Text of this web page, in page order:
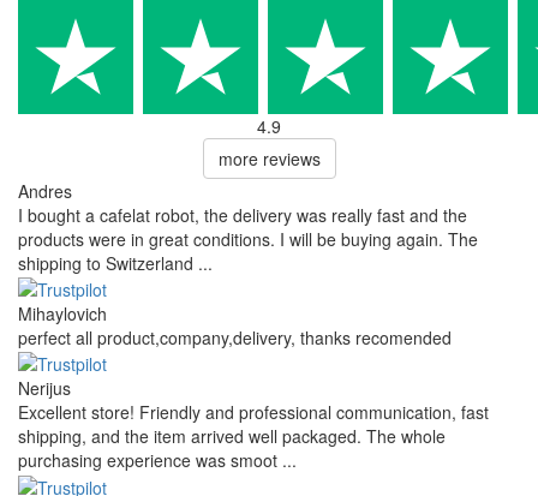
4.9
more reviews
Andres
I bought a cafelat robot, the delivery was really fast and the
products were in great conditions. I will be buying again. The
shipping to Switzerland ...
Mihaylovich
perfect all product,company,delivery, thanks recomended
Nerijus
Excellent store! Friendly and professional communication, fast
shipping, and the item arrived well packaged. The whole
purchasing experience was smoot ...